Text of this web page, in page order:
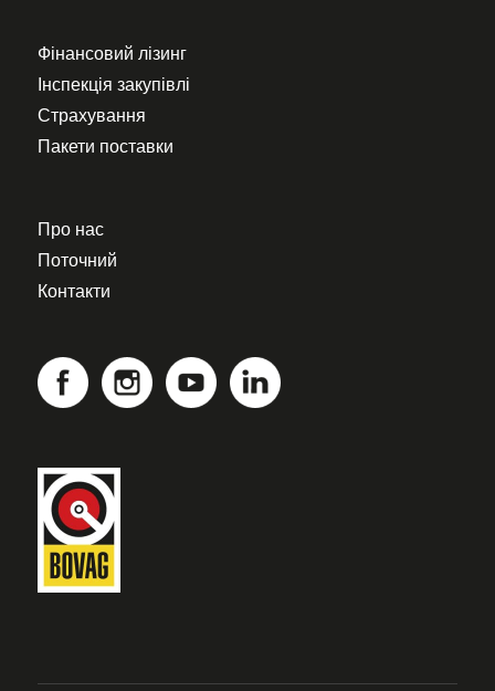
Фінансовий лізинг
Інспекція закупівлі
Страхування
Пакети поставки
Про нас
Поточний
Контакти